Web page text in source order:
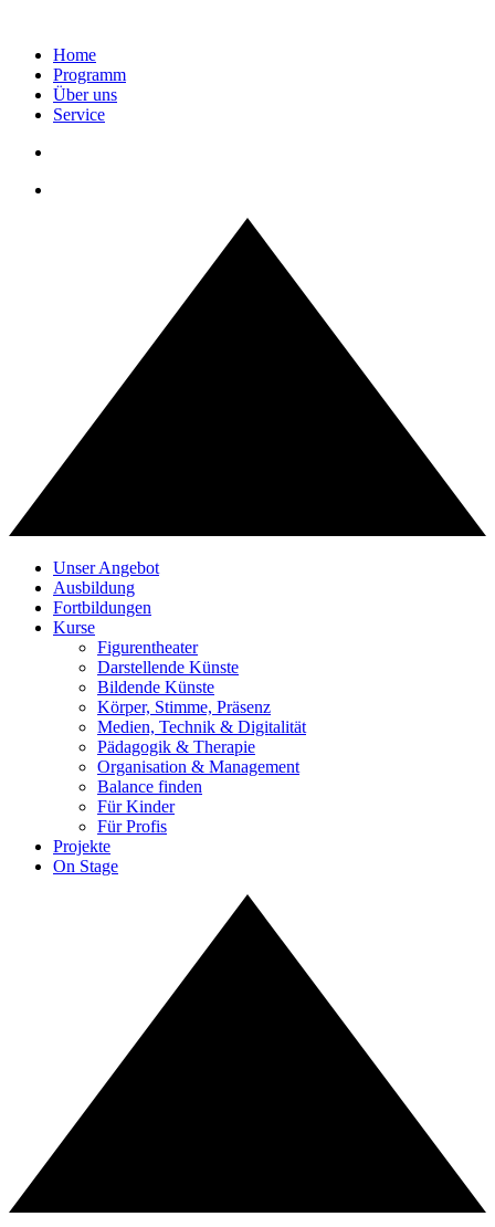
Home
Programm
Über uns
Service
Unser Angebot
Ausbildung
Fortbildungen
Kurse
Figurentheater
Darstellende Künste
Bildende Künste
Körper, Stimme, Präsenz
Medien, Technik & Digitalität
Pädagogik & Therapie
Organisation & Management
Balance finden
Für Kinder
Für Profis
Projekte
On Stage